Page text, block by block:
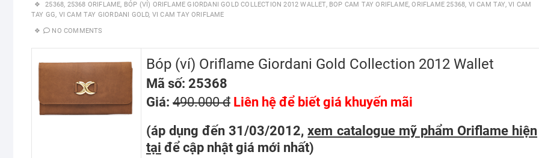
25368, 25368 ORIFLAME, BÓP (VÍ) ORIFLAME GIORDANI GOLD COLLECTION 2012 WALLET, BOP CAM TAY ORIFLAME,ORIFLAME 25368, VI CAM TAY,VI CAM
TAY GG, VI CAM TAY GIORDANI GOLD, VI CAM TAY ORIFLAME
NO COMMENTS
Bóp (ví) Oriflame Giordani Gold Collection 2012 Wallet
Mã số: 25368
Giá: 490.000 đ Liên hệ để biết giá khuyến mãi
(áp dụng đến 31/03/2012,xem catalogue mỹ phẩm Oriflame hiện
tại để cập nhật giá mới nhất)